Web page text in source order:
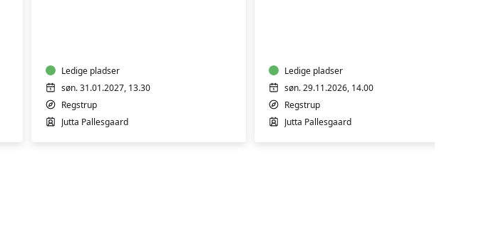
Ledige pladser
søn. 31.01.2027, 13.30
Regstrup
Jutta Pallesgaard
Ledige pladser
søn. 29.11.2026, 14.00
Regstrup
Jutta Pallesgaard